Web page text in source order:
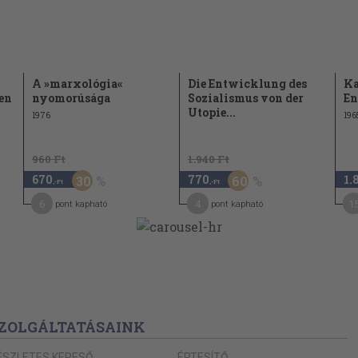
A »marxológia«
nyomorúsága
1976
960 Ft
670 ,-Ft 30
pont kapható
Die Entwicklung des
Sozialismus von der
Utopie...
1.940 Ft
770 ,-Ft 60
pont kapható